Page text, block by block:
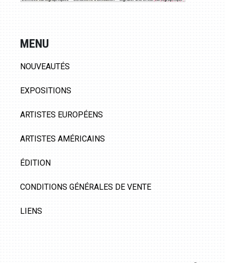
MENU
NOUVEAUTÉS
EXPOSITIONS
ARTISTES EUROPÉENS
ARTISTES AMÉRICAINS
ÉDITION
CONDITIONS GÉNÉRALES DE VENTE
LIENS